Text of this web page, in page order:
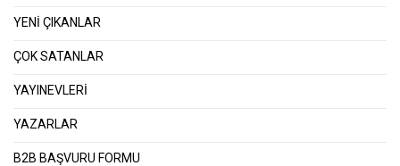
YENİ ÇIKANLAR
ÇOK SATANLAR
YAYINEVLERİ
YAZARLAR
B2B BAŞVURU FORMU